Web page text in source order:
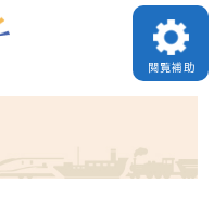
閲覧補助